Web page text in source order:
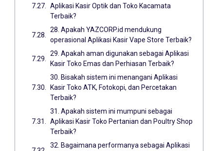
Aplikasi Kasir Optik dan Toko Kacamata
Terbaik?
28. Apakah YAZCORP.id mendukung
operasional Aplikasi Kasir Vape Store Terbaik?
29. Apakah aman digunakan sebagai Aplikasi
Kasir Toko Emas dan Perhiasan Terbaik?
30. Bisakah sistem ini menangani Aplikasi
Kasir Toko ATK, Fotokopi, dan Percetakan
Terbaik?
31. Apakah sistem ini mumpuni sebagai
Aplikasi Kasir Toko Pertanian dan Poultry Shop
Terbaik?
32. Bagaimana performanya sebagai Aplikasi